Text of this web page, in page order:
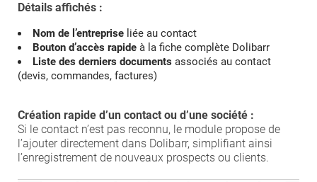
Détails affichés :
Nom de l’entreprise liée au contact
Bouton d’accès rapide à la fiche complète Dolibarr
Liste des derniers documents associés au contact
(devis, commandes, factures)
Création rapide d’un contact ou d’une société :
Si le contact n’est pas reconnu, le module propose de
l’ajouter directement dans Dolibarr, simplifiant ainsi
l’enregistrement de nouveaux prospects ou clients.